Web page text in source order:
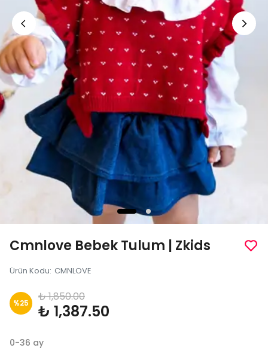
Cmnlove Bebek Tulum | Zkids
Ürün Kodu: CMNLOVE
%25 ₺ 1,850.00
₺ 1,387.50
0-36 ay